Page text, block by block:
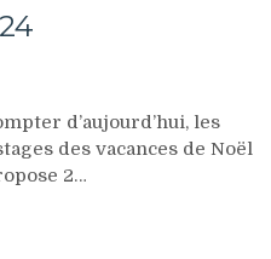
d’aujourd’hui, les
des vacances de Noël
2…